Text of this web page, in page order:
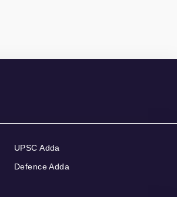
UPSC Adda
Defence Adda